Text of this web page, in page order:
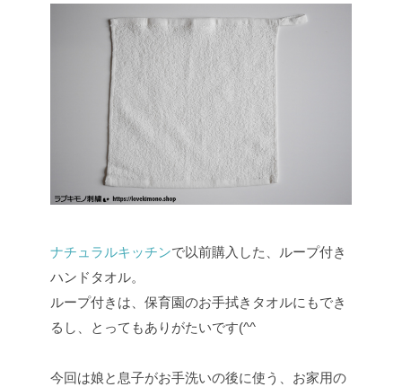
ナチュラルキッチンで以前購入した、ループ付き
ハンドタオル。
ループ付きは、保育園のお手拭きタオルにもでき
るし、とってもありがたいです(^^
今回は娘と息子がお手洗いの後に使う、お家用の